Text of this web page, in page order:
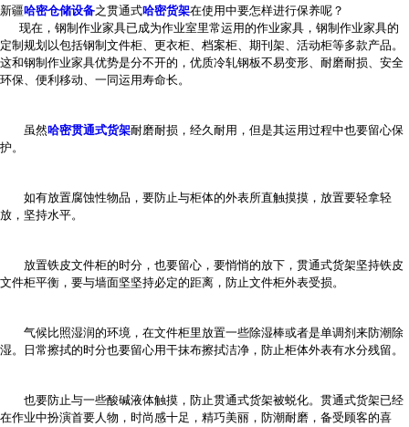
新疆哈密仓储设备之贯通式哈密货架在使用中要怎样进行保养呢？
现在，钢制作业家具已成为作业室里常运用的作业家具，钢制作业家具的
定制规划以包括钢制文件柜、更衣柜、档案柜、期刊架、活动柜等多款产品。
这和钢制作业家具优势是分不开的，优质冷轧钢板不易变形、耐磨耐损、安全
环保、便利移动、一同运用寿命长。
虽然哈密贯通式货架耐磨耐损，经久耐用，但是其运用过程中也要留心保
护。
如有放置腐蚀性物品，要防止与柜体的外表所直触摸摸，放置要轻拿轻
放，坚持水平。
放置铁皮文件柜的时分，也要留心，要悄悄的放下，贯通式货架坚持铁皮
文件柜平衡，要与墙面坚坚持必定的距离，防止文件柜外表受损。
气候比照湿润的环境，在文件柜里放置一些除湿棒或者是单调剂来防潮除
湿。日常擦拭的时分也要留心用干抹布擦拭洁净，防止柜体外表有水分残留。
也要防止与一些酸碱液体触摸，防止贯通式货架被蜕化。贯通式货架已经
在作业中扮演首要人物，时尚感十足，精巧美丽，防潮耐磨，备受顾客的喜